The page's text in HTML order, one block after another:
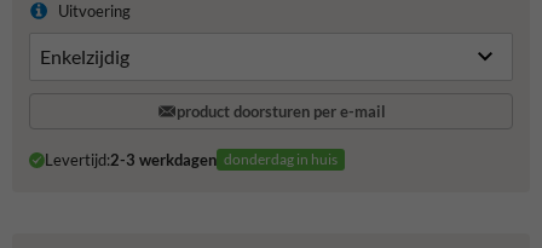
Uitvoering
product doorsturen per e-mail
Levertijd:2-3 werkdagen donderdag in huis